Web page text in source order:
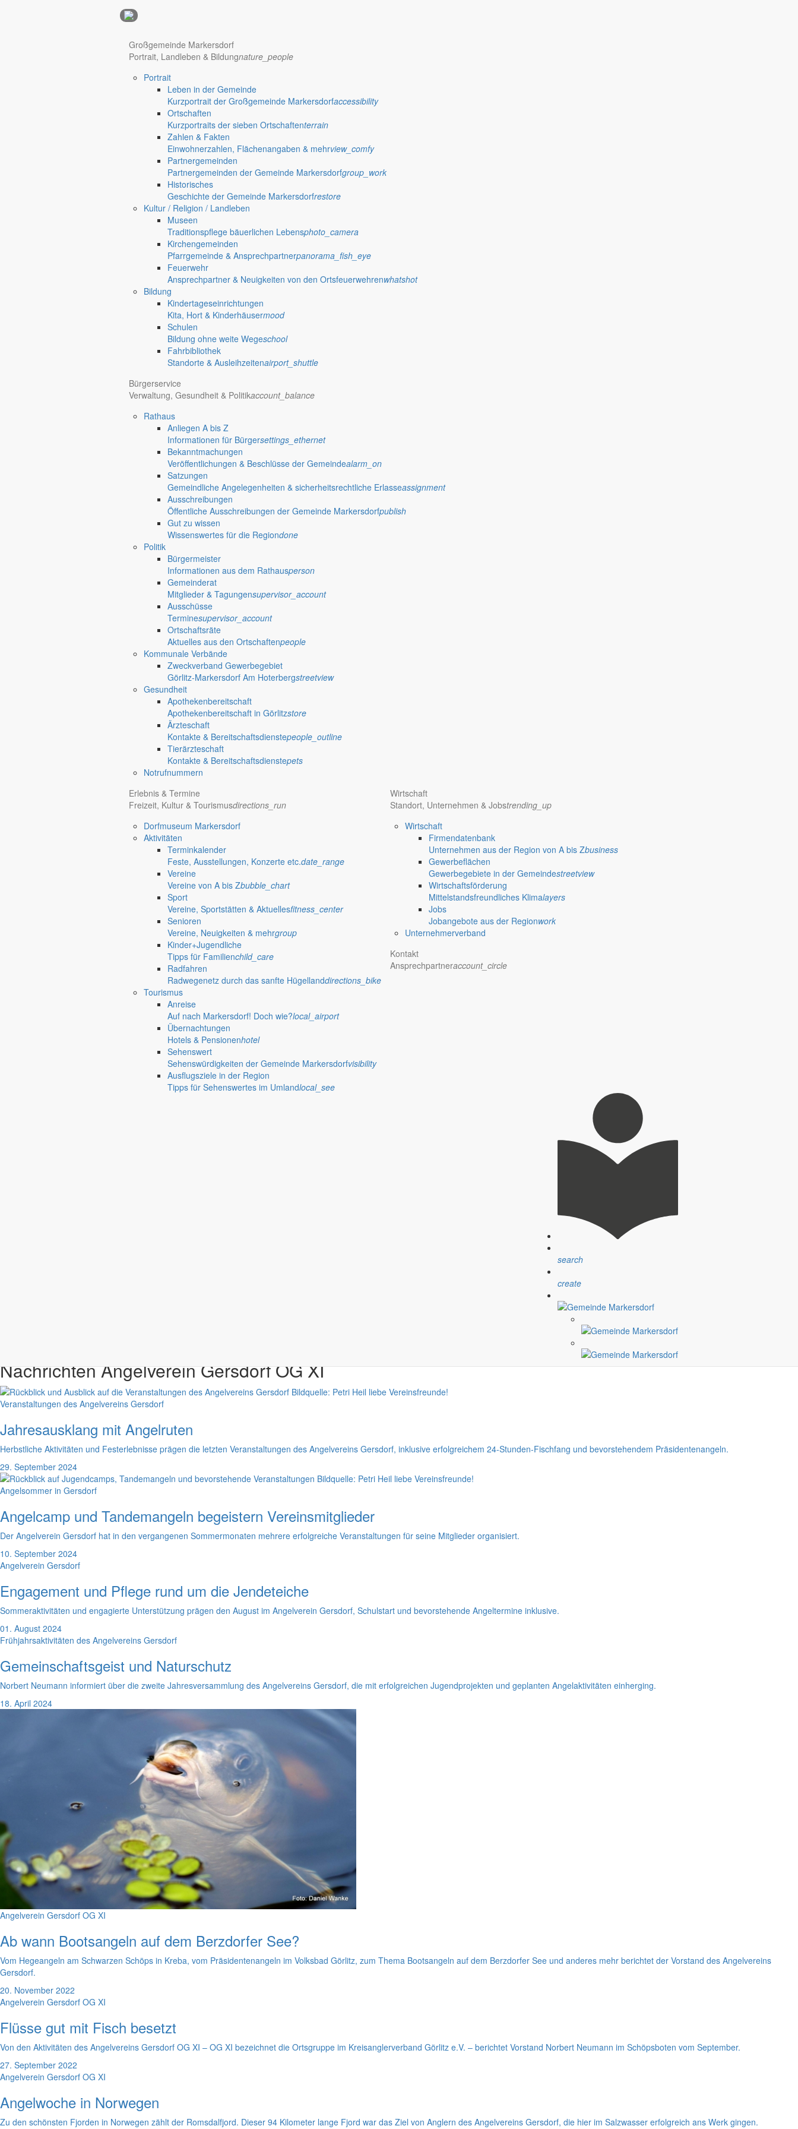
Hotel Nürnberg
Regional werben auf markersdorf.de! anzeigen@gemeinde-markersdorf.de
Großgemeinde Markersdorf
Portrait, Landleben & Bildungnature_people
Portrait
Leben in der Gemeinde
Kurzportrait der Großgemeinde Markersdorfaccessibility
Ortschaften
Kurzportraits der sieben Ortschaftenterrain
Zahlen & Fakten
Einwohnerzahlen, Flächenangaben & mehrview_comfy
Partnergemeinden
Partnergemeinden der Gemeinde Markersdorfgroup_work
Historisches
Geschichte der Gemeinde Markersdorfrestore
Kultur / Religion / Landleben
Museen
Traditionspflege bäuerlichen Lebensphoto_camera
Kirchengemeinden
Pfarrgemeinde & Ansprechpartnerpanorama_fish_eye
Feuerwehr
Ansprechpartner & Neuigkeiten von den Ortsfeuerwehrenwhatshot
Bildung
Kindertageseinrichtungen
Kita, Hort & Kinderhäusermood
Schulen
Bildung ohne weite Wegeschool
Fahrbibliothek
Standorte & Ausleihzeitenairport_shuttle
Bürgerservice
Verwaltung, Gesundheit & Politikaccount_balance
Rathaus
Anliegen A bis Z
Informationen für Bürgersettings_ethernet
Bekanntmachungen
Veröffentlichungen & Beschlüsse der Gemeindealarm_on
Satzungen
Gemeindliche Angelegenheiten & sicherheitsrechtliche Erlasseassignment
Ausschreibungen
Öffentliche Ausschreibungen der Gemeinde Markersdorfpublish
Gut zu wissen
Wissenswertes für die Regiondone
Politik
Bürgermeister
Informationen aus dem Rathausperson
Gemeinderat
Mitglieder & Tagungensupervisor_account
Ausschüsse
Terminesupervisor_account
Ortschaftsräte
Aktuelles aus den Ortschaftenpeople
Kommunale Verbände
Zweckverband Gewerbegebiet
Görlitz-Markersdorf Am Hoterbergstreetview
Gesundheit
Apothekenbereitschaft
Apothekenbereitschaft in Görlitzstore
Ärzteschaft
Kontakte & Bereitschaftsdienstepeople_outline
Tierärzteschaft
Kontakte & Bereitschaftsdienstepets
Notrufnummern
Erlebnis & Termine
Freizeit, Kultur & Tourismusdirections_run
Dorfmuseum Markersdorf
Aktivitäten
Terminkalender
Feste, Ausstellungen, Konzerte etc.date_range
Vereine
Vereine von A bis Zbubble_chart
Sport
Vereine, Sportstätten & Aktuellesfitness_center
Senioren
Vereine, Neuigkeiten & mehrgroup
Kinder+Jugendliche
Tipps für Familienchild_care
Radfahren
Radwegenetz durch das sanfte Hügellanddirections_bike
Tourismus
Anreise
Auf nach Markersdorf! Doch wie?local_airport
Übernachtungen
Hotels & Pensionenhotel
Sehenswert
Sehenswürdigkeiten der Gemeinde Markersdorfvisibility
Ausflugsziele in der Region
Tipps für Sehenswertes im Umlandlocal_see
Wirtschaft
Standort, Unternehmen & Jobstrending_up
Wirtschaft
Firmendatenbank
Unternehmen aus der Region von A bis Zbusiness
Gewerbeflächen
Gewerbegebiete in der Gemeindestreetview
Wirtschaftsförderung
Mittelstandsfreundliches Klimalayers
Jobs
Jobangebote aus der Regionwork
Unternehmerverband
Kontakt
Ansprechpartneraccount_circle
search
create
Angelverein Gersdorf OG XI
Deutsch-Paulsdorf
NachrichtenAngelverein Gersdorf OG XI
Veranstaltungen des Angelvereins Gersdorf
Jahresausklang mit Angelruten
Herbstliche Aktivitäten und Festerlebnisse prägen die letzten Veranstaltungen des Angelvereins Gersdorf, inklusive erfolgreichem 24-Stunden-Fischfang und bevorstehendem Präsidentenangeln.
29. September 2024
Angelsommer in Gersdorf
Angelcamp und Tandemangeln begeistern Vereinsmitglieder
Der Angelverein Gersdorf hat in den vergangenen Sommermonaten mehrere erfolgreiche Veranstaltungen für seine Mitglieder organisiert.
10. September 2024
Angelverein Gersdorf
Engagement und Pflege rund um die Jendeteiche
Sommeraktivitäten und engagierte Unterstützung prägen den August im Angelverein Gersdorf, Schulstart und bevorstehende Angeltermine inklusive.
01. August 2024
Frühjahrsaktivitäten des Angelvereins Gersdorf
Gemeinschaftsgeist und Naturschutz
Norbert Neumann informiert über die zweite Jahresversammlung des Angelvereins Gersdorf, die mit erfolgreichen Jugendprojekten und geplanten Angelaktivitäten einherging.
18. April 2024
Angelverein Gersdorf OG XI
Ab wann Bootsangeln auf dem Berzdorfer See?
Vom Hegeangeln am Schwarzen Schöps in Kreba, vom Präsidentenangeln im Volksbad Görlitz, zum Thema Bootsangeln auf dem Berzdorfer See und anderes mehr berichtet der Vorstand des Angelvereins
Gersdorf.
20. November 2022
Angelverein Gersdorf OG XI
Flüsse gut mit Fisch besetzt
Von den Aktivitäten des Angelvereins Gersdorf OG XI – OG XI bezeichnet die Ortsgruppe im Kreisanglerverband Görlitz e.V. – berichtet Vorstand Norbert Neumann im Schöpsboten vom September.
27. September 2022
Angelverein Gersdorf OG XI
Angelwoche in Norwegen
Zu den schönsten Fjorden in Norwegen zählt der Romsdalfjord. Dieser 94 Kilometer lange Fjord war das Ziel von Anglern des Angelvereins Gersdorf, die hier im Salzwasser erfolgreich ans Werk gingen.